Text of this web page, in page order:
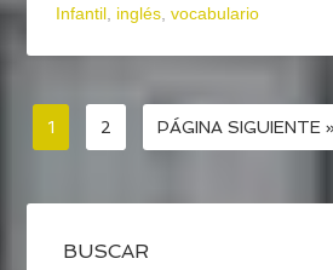
Infantil, inglés,vocabulario
1 2 PÁGINA SIGUIENTE
BUSCAR